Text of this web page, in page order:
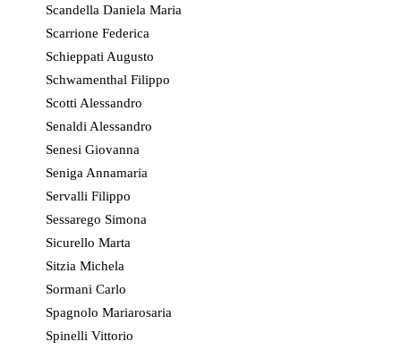
Scandella Daniela Maria
Scarrione Federica
Schieppati Augusto
Schwamenthal Filippo
Scotti Alessandro
Senaldi Alessandro
Senesi Giovanna
Seniga Annamaria
Servalli Filippo
Sessarego Simona
Sicurello Marta
Sitzia Michela
Sormani Carlo
Spagnolo Mariarosaria
Spinelli Vittorio